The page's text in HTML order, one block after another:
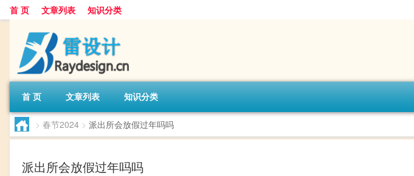
首 页 文章列表 知识分类
首 页 文章列表 知识分类
> 春节2024 > 派出所会放假过年吗吗
派出所会放假过年吗吗